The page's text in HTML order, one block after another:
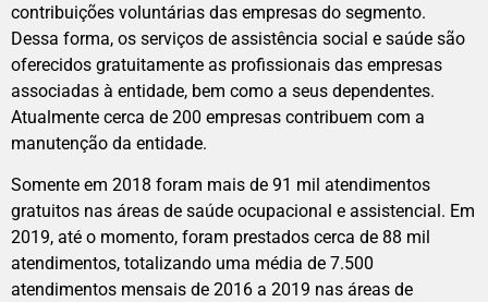
contribuições voluntárias das empresas do segmento.
Dessa forma, os serviços de assistência social e saúde são
oferecidos gratuitamente as profissionais das empresas
associadas à entidade, bem como a seus dependentes.
Atualmente cerca de 200 empresas contribuem com a
manutenção da entidade.
Somente em 2018 foram mais de 91 mil atendimentos
gratuitos nas áreas de saúde ocupacional e assistencial. Em
2019, até o momento, foram prestados cerca de 88 mil
atendimentos, totalizando uma média de 7.500
atendimentos mensais de 2016 a 2019 nas áreas de